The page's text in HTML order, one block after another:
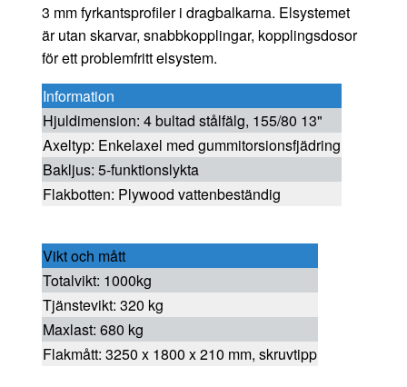
3 mm fyrkantsprofiler i dragbalkarna. Elsystemet
är utan skarvar, snabbkopplingar, kopplingsdosor
för ett problemfritt elsystem.
Information
Hjuldimension: 4 bultad stålfälg, 155/80 13"
Axeltyp: Enkelaxel med gummitorsionsfjädring
Bakljus: 5-funktionslykta
Flakbotten: Plywood vattenbeständig
Vikt och mått
Totalvikt: 1000kg
Tjänstevikt: 320 kg
Maxlast: 680 kg
Flakmått: 3250 x 1800 x 210 mm, skruvtipp